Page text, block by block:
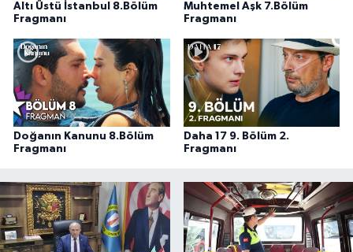
Altı Üstü İstanbul 8.Bölüm
Fragmanı
Muhtemel Aşk 7.Bölüm
Fragmanı
Doğanın Kanunu 8.Bölüm
Fragmanı
Daha 17 9. Bölüm 2.
Fragmanı